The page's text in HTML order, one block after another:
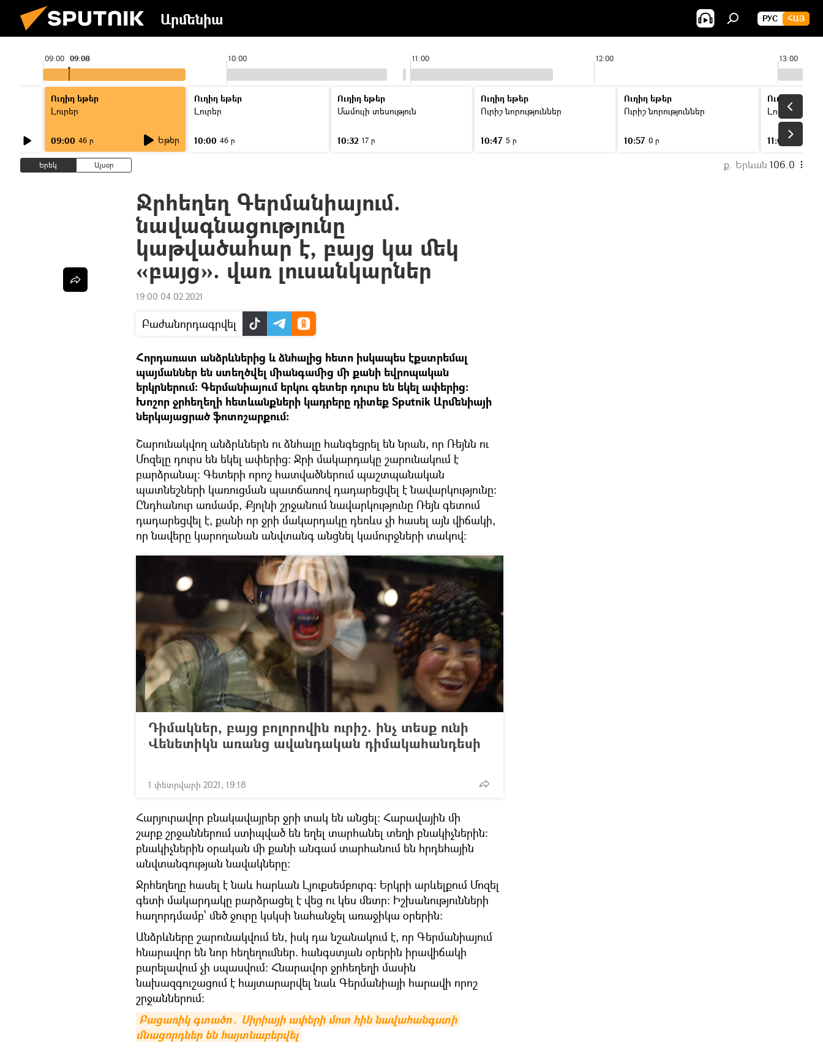
Արմենիա РУС ՀԱՅ
09:00 10:00 11:00 12:00 13:00
09:08
Ուղիղ եթեր
Լուրեր
09:00 46 ր Եթեր
Ուղիղ եթեր
Լուրեր
10:00 46 ր
Ուղիղ եթեր
Մամուլի տեսություն
10:32 17 ր
Ուղիղ եթեր
Ուրիշ նորություններ
10:47 5 ր
Ուղիղ եթեր
Ուրիշ նորություններ
10:57 0 ր
Ուղիղ եթեր
Լուրեր
11:00
Երեկ Այսօր ք. Երևան 106.0
Ջրհեղեղ Գերմանիայում.
նավագնացությունը
կաթվածահար է, բայց կա մեկ
«բայց». վառ լուսանկարներ
19:00 04.02.2021
Բաժանորդագրվել
Հորդառատ անձրևներից և ձնհալից հետո իսկապես էքստրեմալ
պայմաններ են ստեղծվել միանգամից մի քանի եվրոպական
երկրներում։ Գերմանիայում երկու գետեր դուրս են եկել ափերից։
Խոշոր ջրհեղեղի հետևանքների կադրերը դիտեք Sputnik Արմենիայի
ներկայացրած ֆոտոշարքում:
Շարունակվող անձրևներն ու ձնհալը հանգեցրել են նրան, որ Ռեյնն ու
Մոզելը դուրս են եկել ափերից։ Ջրի մակարդակը շարունակում է
բարձրանալ։ Գետերի որոշ հատվածներում պաշտպանական
պատնեշների կառուցման պատճառով դադարեցվել է նավարկությունը։
Ընդհանուր առմամբ, Քյոլնի շրջանում նավարկությունը Ռեյն գետում
դադարեցվել է, քանի որ ջրի մակարդակը դեռևս չի հասել այն վիճակի,
որ նավերը կարողանան անվտանգ անցնել կամուրջների տակով:
Դիմակներ, բայց բոլորովին ուրիշ. ինչ տեսք ունի
Վենետիկն առանց ավանդական դիմակահանդեսի
1 փետրվարի 2021, 19:18
Հարյուրավոր բնակավայրեր ջրի տակ են անցել: Հարավային մի
շարք շրջաններում ստիպված են եղել տարհանել տեղի բնակիչներին։
բնակիչներին օրական մի քանի անգամ տարհանում են հրդեհային
անվտանգության նավակները։
Ջրհեղեղը հասել է նաև հարևան Լյուքսեմբուրգ։ Երկրի արևելքում Մոզել
գետի մակարդակը բարձրացել է վեց ու կես մետր։ Իշխանությունների
հաղորդմամբ՝ մեծ ջուրը կսկսի նահանջել առաջիկա օրերին։
Անձրևները շարունակվում են, իսկ դա նշանակում է, որ Գերմանիայում
հնարավոր են նոր հեղեղումներ. հանգստյան օրերին իրավիճակի
բարելավում չի սպասվում։ Հնարավոր ջրհեղեղի մասին
նախազգուշացում է հայտարարվել նաև Գերմանիայի հարավի որոշ
շրջաններում։
Բացառիկ գտածո․ Սիրիայի ափերի մոտ հին նավահանգստի
մնացորդներ են հայտնաբերվել